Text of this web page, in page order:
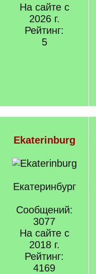
На сайте с
2026 г.
Рейтинг:
5
Ekaterinburg
Екатеринбург
Сообщений:
3077
На сайте с
2018 г.
Рейтинг:
4169